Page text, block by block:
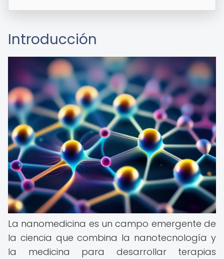
Introducción
La nanomedicina es un campo emergente de
la ciencia que combina la nanotecnología y
la medicina para desarrollar terapias